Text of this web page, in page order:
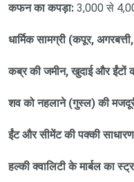
कफन का कपड़ा: 3,000 से
धार्मिक सामग्री (कपूर,
कब्र की जमीन, खुदाई और ईंटों
शव को नहलाने (गुस्ल) की
ईंट और सीमेंट की पक्की
हल्की क्वालिटी के मार्बल का